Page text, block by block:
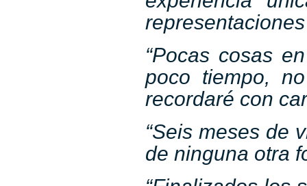
“Pocas cosas
poco tiempo,
recordaré con
“Seis meses de
de ninguna otra